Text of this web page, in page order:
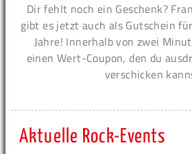
Dir fehlt noch ein Geschenk?
gibt es jetzt auch als Gutschein
Jahre! Innerhalb von zwei
einen Wert-Coupon, den du
verschicken
Aktuelle Rock-Events